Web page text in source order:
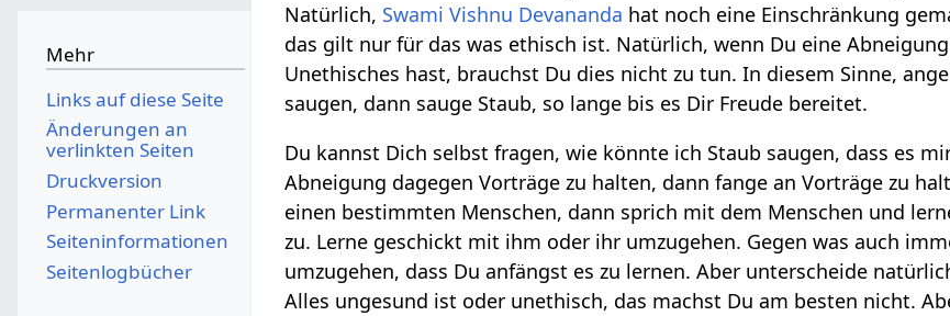
Natürlich, Swami Vishnu Devananda hat noch eine Einschränkung
das gilt nur für das was ethisch ist. Natürlich, wenn Du eine
Unethisches hast, brauchst Du dies nicht zu tun. In diesem Sinne,
saugen, dann sauge Staub, so lange bis es Dir Freude bereitet.
Du kannst Dich selbst fragen, wie könnte ich Staub saugen, dass es
Abneigung dagegen Vorträge zu halten, dann fange an Vorträge zu
einen bestimmten Menschen, dann sprich mit dem Menschen und
zu. Lerne geschickt mit ihm oder ihr umzugehen. Gegen was auch
umzugehen, dass Du anfängst es zu lernen. Aber unterscheide
Alles ungesund ist oder unethisch, das machst Du am besten nicht.
Mehr
Links auf diese Seite
Änderungen an
verlinkten Seiten
Druckversion
Permanenter Link
Seiten­­informationen
Seitenlogbücher